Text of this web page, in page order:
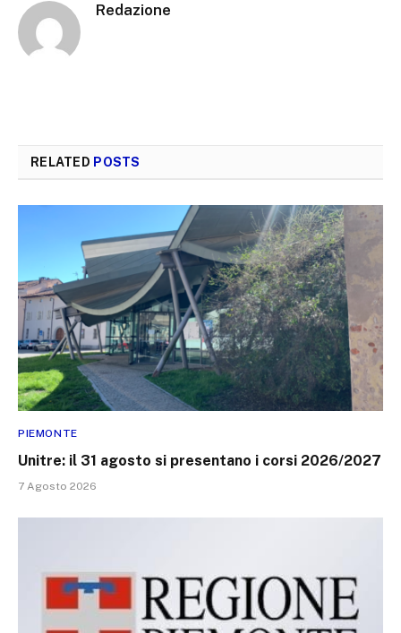
Redazione
RELATED POSTS
PIEMONTE
Unitre: il 31 agosto si presentano i corsi 2026/2027
7 Agosto 2026